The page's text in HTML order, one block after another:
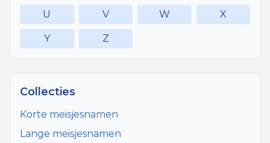
U V W X
Y Z
Collecties
Korte meisjesnamen
Lange meisjesnamen